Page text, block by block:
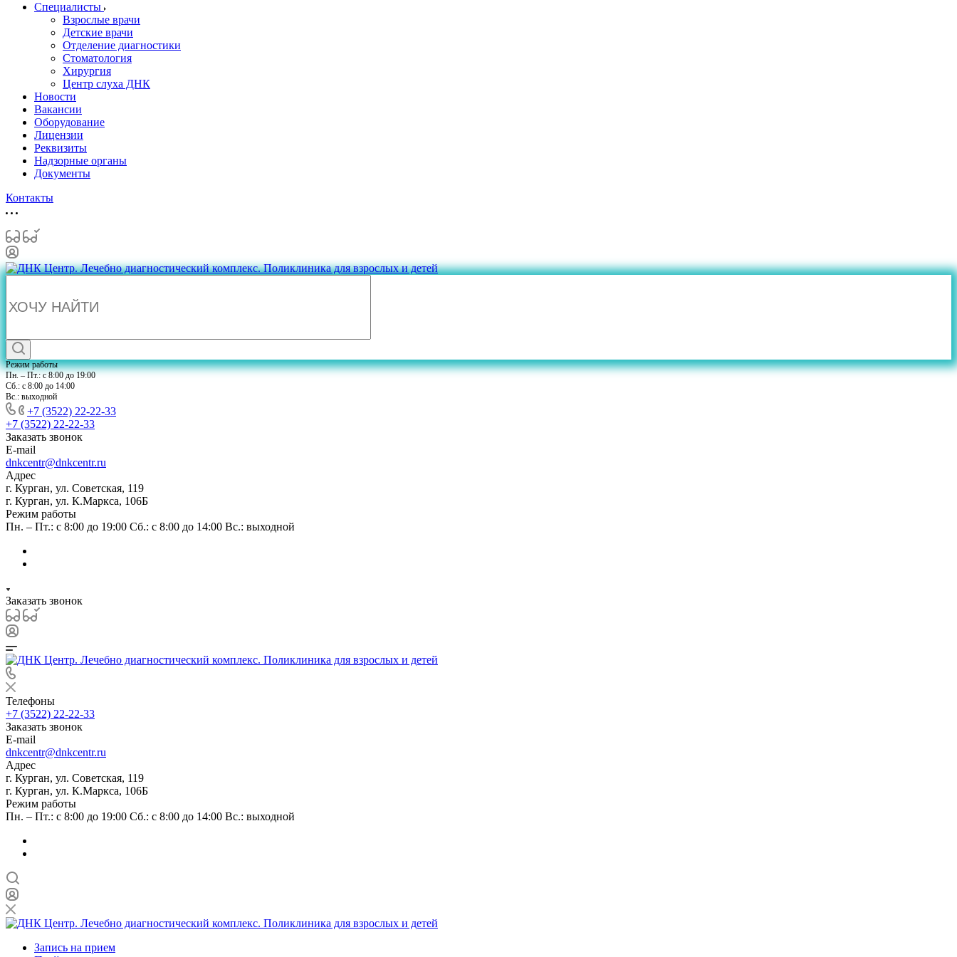
Специалисты
Взрослые врачи
Детские врачи
Отделение диагностики
Стоматология
Хирургия
Центр слуха ДНК
Новости
Вакансии
Оборудование
Лицензии
Реквизиты
Надзорные органы
Документы
Контакты
Режим работы
Пн. – Пт.: с 8:00 до 19:00
Сб.: с 8:00 до 14:00
Вс.: выходной
+7 (3522) 22-22-33
+7 (3522) 22-22-33
Заказать звонок
E-mail
dnkcentr@dnkcentr.ru
Адрес
г. Курган, ул. Советская, 119
г. Курган, ул. К.Маркса, 106Б
Режим работы
Пн. – Пт.: с 8:00 до 19:00 Сб.: с 8:00 до 14:00 Вс.: выходной
Заказать звонок
Телефоны
+7 (3522) 22-22-33
Заказать звонок
E-mail
dnkcentr@dnkcentr.ru
Адрес
г. Курган, ул. Советская, 119
г. Курган, ул. К.Маркса, 106Б
Режим работы
Пн. – Пт.: с 8:00 до 19:00 Сб.: с 8:00 до 14:00 Вс.: выходной
Запись на прием